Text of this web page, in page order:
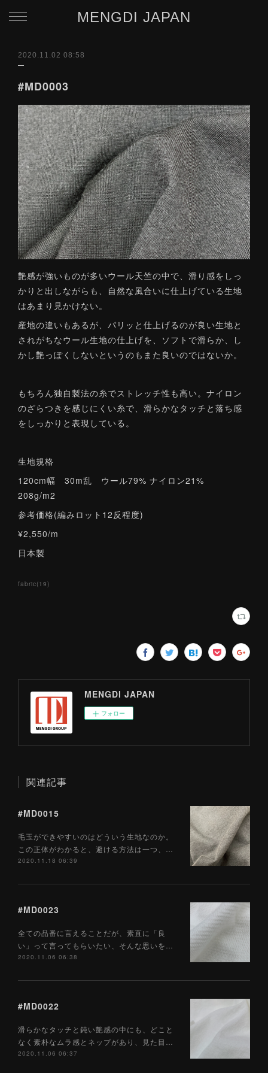
MENGDI JAPAN
2020.11.02 08:58
#MD0003
艶感が強いものが多いウール天竺の中で、滑り感をしっ
かりと出しながらも、自然な風合いに仕上げている生地
はあまり見かけない。
産地の違いもあるが、パリッと仕上げるのが良い生地と
されがちなウール生地の仕上げを、ソフトで滑らか、し
かし艶っぽくしないというのもまた良いのではないか。
もちろん独自製法の糸でストレッチ性も高い。ナイロン
のざらつきを感じにくい糸で、滑らかなタッチと落ち感
をしっかりと表現している。
生地規格
120cm幅 30m乱 ウール79% ナイロン21%
208g/m2
参考価格(編みロット12反程度)
¥2,550/m
日本製
fabric(19)
MENGDI JAPAN
フォロー
関連記事
#MD0015
毛玉ができやすいのはどういう生地なのか。
この正体がわかると、避ける方法は一つ、…
2020.11.18 06:39
#MD0023
全ての品番に言えることだが、素直に「良
い」って言ってもらいたい、そんな思いを…
2020.11.06 06:38
#MD0022
滑らかなタッチと鈍い艶感の中にも、どこと
なく素朴なムラ感とネップがあり、見た目…
2020.11.06 06:37